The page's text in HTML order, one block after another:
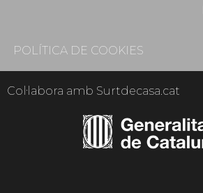
POLÍTICA DE COOKIES
Col·labora amb Surtdecasa.cat